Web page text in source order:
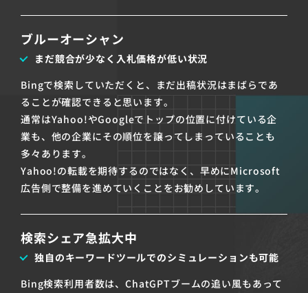
ブルーオーシャン
まだ競合が少なく入札価格が低い状況
Bingで検索していただくと、まだ出稿状況はまばらであ
ることが確認できると思います。
通常はYahoo!やGoogleでトップの位置に付けている企
業も、他の企業にその順位を譲ってしまっていることも
多々あります。
Yahoo!の転載を期待するのではなく、早めにMicrosoft
広告側で整備を進めていくことをお勧めしています。
検索シェア急拡大中
独自のキーワードツールでのシミュレーションも可能
Bing検索利用者数は、ChatGPTブームの追い風もあって